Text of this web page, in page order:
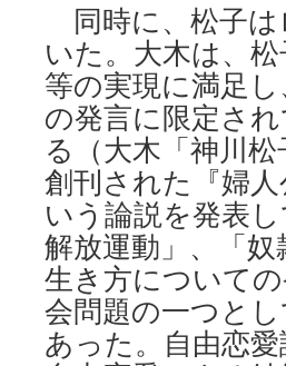
同時に、松子は
いた。大木は、
等の実現に満足
の発言に限定さ
る（大木「神川
創刊された『婦
いう論説を発表
解放運動」、「
生き方について
会問題の一つと
あった。自由恋